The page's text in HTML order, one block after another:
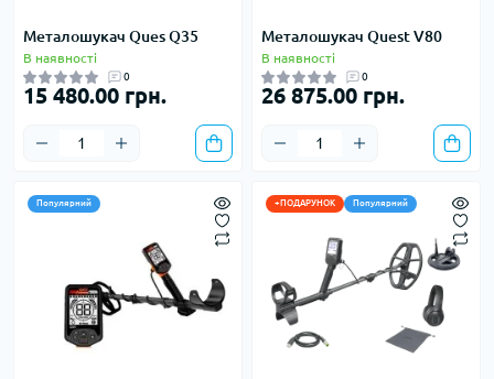
Металошукач Ques Q35
В наявності
0
15 480.00 грн.
Металошукач Quest V80
В наявності
0
26 875.00 грн.
Популярний +ПОДАРУНОК Популярний